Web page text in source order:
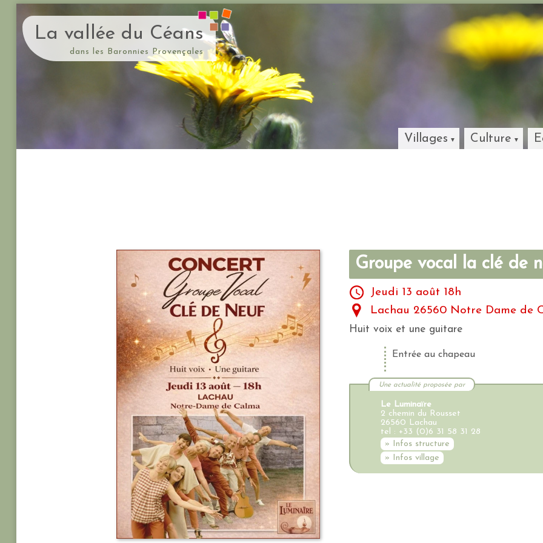
La vallée du Céans
dans les Baronnies Provençales
Villages Culture
Groupe vocal la clé de
Jeudi 13 août 18h
Lachau 26560 Notre Dame de
Huit voix et une guitare
Entrée au chapeau
Une actualité proposée par
Le Luminaïre
2 chemin du Rousset
26560 Lachau
tel : +33 (0)6 31 58 31 28
» Infos structure
» Infos village